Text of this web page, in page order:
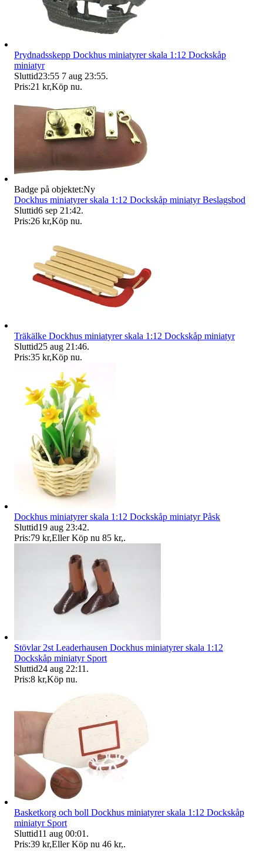
Prydnadsskepp Dockhus miniatyrer skala 1:12 Dockskåp
miniatyr
Sluttid23:55 7 aug 23:55.
Pris:21 kr,Köp nu.
Badge på objektet:Ny
Dockhus miniatyrer skala 1:12 Dockskåp miniatyr Beslagsbod
Sluttid6 sep 21:42.
Pris:26 kr,Köp nu.
Träkälke Dockhus miniatyrer skala 1:12 Dockskåp miniatyr
Sluttid25 aug 21:46.
Pris:35 kr,Köp nu.
Dockhus miniatyrer skala 1:12 Dockskåp miniatyr Påsk
Sluttid19 aug 23:42.
Pris:79 kr,Eller Köp nu 85 kr,.
Stövlar 2st Leaderhausen Dockhus miniatyrer skala 1:12
Dockskåp miniatyr Sport
Sluttid24 aug 22:11 .
Pris:8 kr,Köp nu.
Basketkorg och boll Dockhus miniatyrer skala 1:12 Dockskåp
miniatyr Sport
Sluttid11 aug 00:01 .
Pris:39 kr,Eller Köp nu 46 kr,.